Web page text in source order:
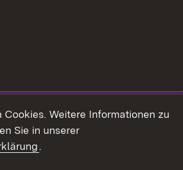
Cookies. Weitere Informationen zu
Sie in unserer
.